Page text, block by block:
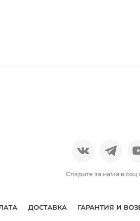
Следите за нами в соц
ДОСТАВКА ГАРАНТИЯ И